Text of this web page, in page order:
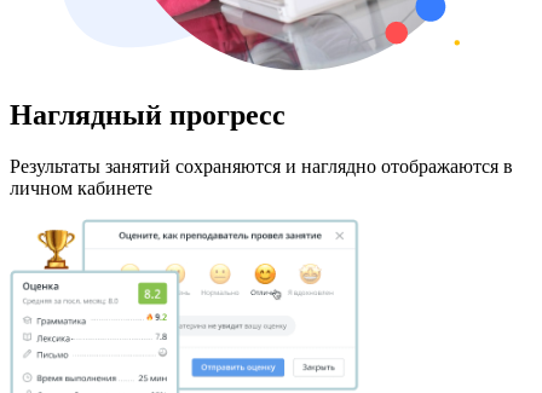
Наглядный прогресс
Результаты занятий сохраняются и наглядно отображаются в
личном кабинете